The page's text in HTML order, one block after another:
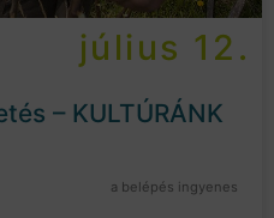
július 12.
– KULTÚRÁNK
a belépés ingyenes